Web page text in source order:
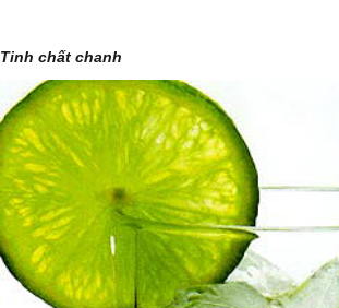
Tinh chất chanh